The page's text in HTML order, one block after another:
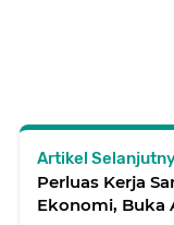
Artikel
Perluas Kerja
Ekonomi, Buka